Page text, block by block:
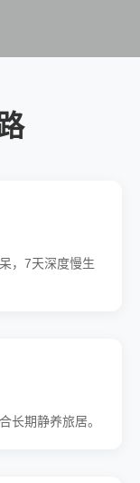
，7天深度慢生
长期静养旅居。